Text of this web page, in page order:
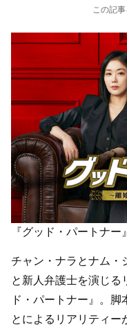
この記
『グッド・パートナー』
チャン・ナラとナム・
と新人弁護士を演じる
ド・パートナー』。
とによるリアリティ